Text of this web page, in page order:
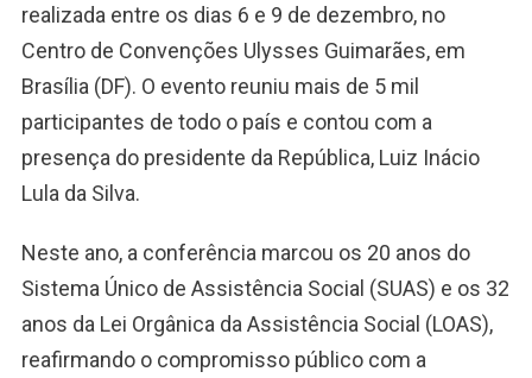
realizada entre os dias 6 e 9 de dezembro, no
Centro de Convenções Ulysses Guimarães, em
Brasília (DF). O evento reuniu mais de 5 mil
participantes de todo o país e contou com a
presença do presidente da República, Luiz Inácio
Lula da Silva.
Neste ano, a conferência marcou os 20 anos do
Sistema Único de Assistência Social (SUAS) e os 32
anos da Lei Orgânica da Assistência Social (LOAS),
reafirmando o compromisso público com a